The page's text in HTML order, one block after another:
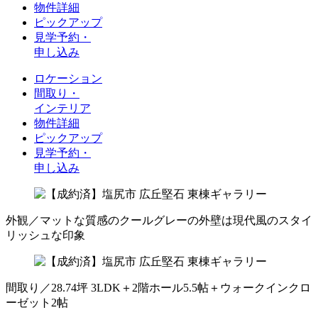
物件詳細
ピックアップ
見学予約・
申し込み
ロケーション
間取り・
インテリア
物件詳細
ピックアップ
見学予約・
申し込み
外観／マットな質感のクールグレーの外壁は現代風のスタイ
リッシュな印象
間取り／28.74坪 3LDK＋2階ホール5.5帖＋ウォークインクロ
ーゼット2帖